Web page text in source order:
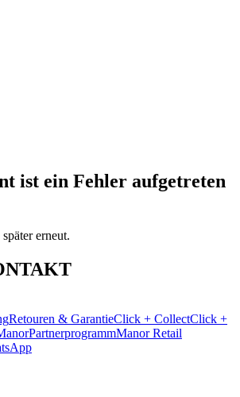
ist ein Fehler aufgetreten
erneut.
Retouren & GarantieClick + CollectClick +
PartnerprogrammManor Retail